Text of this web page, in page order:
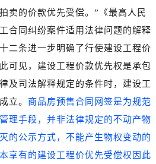
卖的价款优先受偿。”《最高人民
合同纠纷案件适用法律问题的解释
二条进一步明确了行使建设工程价
可见，建设工程价款优先权是承包
及司法解释规定的条件时，建设工
立。 商品房预售合同网签是为规范
理手段，并非法律规定的不动产物
的公示方式，不能产生物权变动的
享有的建设工程价优先受偿权因此